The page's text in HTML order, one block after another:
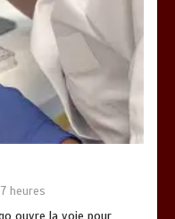
NOMMES :
plus rapide, plus
proche du citoyen
7 heures
ouvre la voie pour